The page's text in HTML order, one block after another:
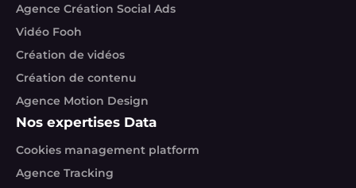
Agence Création Social Ads
Vidéo Fooh
Création de vidéos
Création de contenu
Agence Motion Design
Nos expertises Data
Cookies management platform
Agence Tracking